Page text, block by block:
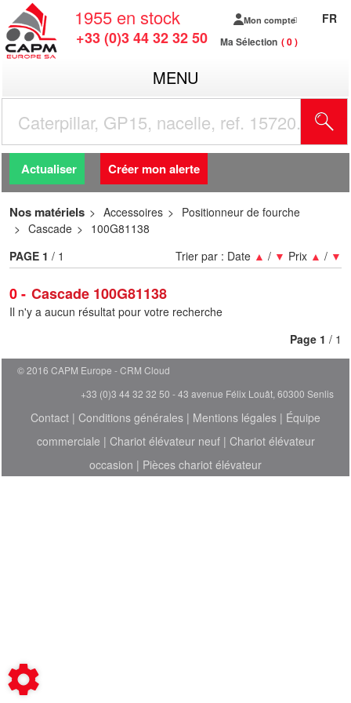
1955 en stock
+33 (0)3 44 32 32 50
Mon compte
Ma Sélection 0
FR
MENU
Actualiser Créer mon alerte
Nos matériels Accessoires
Positionneur de fourche
Cascade
100G81138
0 Cascade 100G81138
Trier par : Date ▲ / ▼ Prix ▲ / ▼
PAGE 1 / 1
Il n'y a aucun résultat pour votre recherche
Page 1 / 1
© 2016 CAPM Europe
CRM Cloud
+33 (0)3 44 32 32 50 - 43 avenue Félix Louât, 60300 Senlis
Contact | Conditions générales | Mentions légales | Équipe
commerciale | Chariot élévateur neuf| Chariot élévateur
occasion | Pièces chariot élévateur